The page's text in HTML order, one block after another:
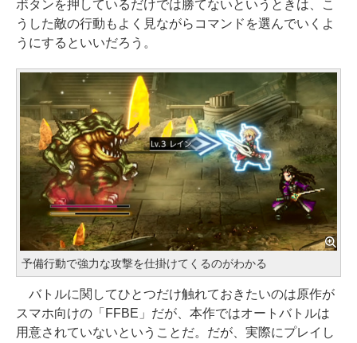
ボタンを押しているだけでは勝てないというときは、こ
うした敵の行動もよく見ながらコマンドを選んでいくよ
うにするといいだろう。
予備行動で強力な攻撃を仕掛けてくるのがわかる
バトルに関してひとつだけ触れておきたいのは原作が
スマホ向けの「FFBE」だが、本作ではオートバトルは
用意されていないということだ。だが、実際にプレイし